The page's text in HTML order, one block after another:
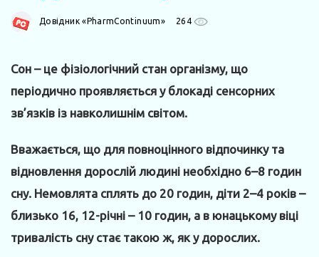
Довідник «PharmContinuum» 264
Сон – це фізіологічний стан організму, що
періодично проявляється у блокаді сенсорних
зв’язків із навколишнім світом.
Вважається, що для повноцінного відпочинку та
відновлення дорослій людині необхідно 6–8 годин
сну. Немовлята сплять до 20 годин, діти 2–4 років –
близько 16, 12-річні – 10 годин, а в юнацькому віці
тривалість сну стає такою ж, як у дорослих.